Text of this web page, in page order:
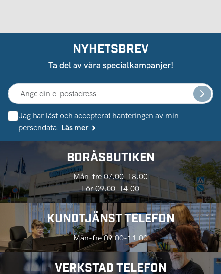
NYHETSBREV
Ta del av våra specialkampanjer!
Jag har läst och accepterat hanteringen av min
persondata. Läs mer
BORÅSBUTIKEN
Mån-fre 07.00-18.00
Lör 09.00-14.00
KUNDTJÄNST TELEFON
Mån-fre 09.00-11.00
VERKSTAD TELEFON